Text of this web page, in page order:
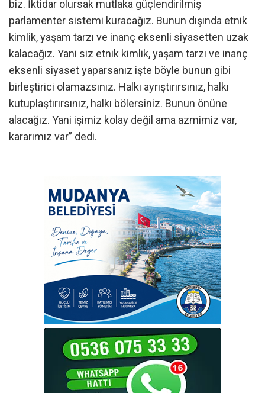
biz. İktidar olursak mutlaka güçlendirilmiş
parlamenter sistemi kuracağız. Bunun dışında etnik
kimlik, yaşam tarzı ve inanç eksenli siyasetten uzak
kalacağız. Yani siz etnik kimlik, yaşam tarzı ve inanç
eksenli siyaset yaparsanız işte böyle bunun gibi
birleştirici olamazsınız. Halkı ayrıştırırsınız, halkı
kutuplaştırırsınız, halkı bölersiniz. Bunun önüne
alacağız. Yani işimiz kolay değil ama azmimiz var,
kararımız var” dedi.